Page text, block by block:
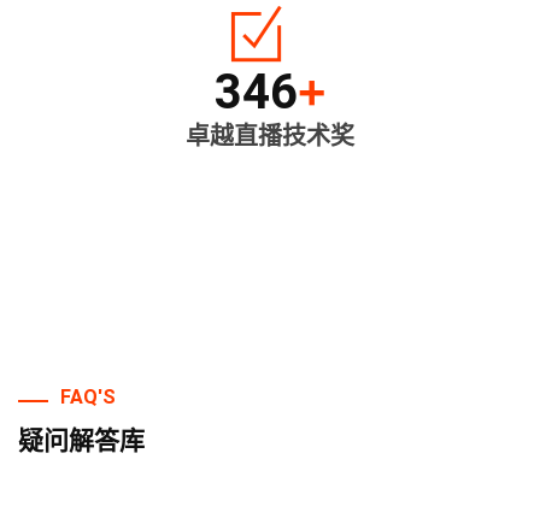
346+
卓越直播技术奖
FAQ'S
疑问解答库